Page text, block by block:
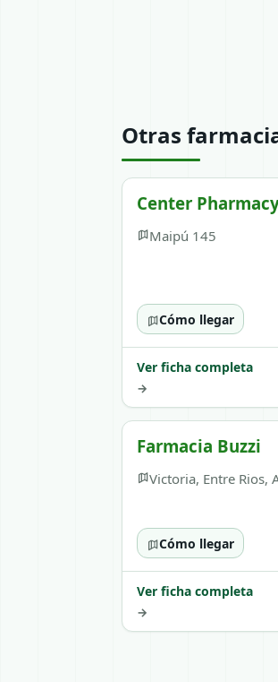
Otras
Center
Maipú 145
Cómo llegar
Ver ficha completa
→
Farmacia Buzzi
Victoria, Entre Rios,
Cómo llegar
Ver ficha completa
→